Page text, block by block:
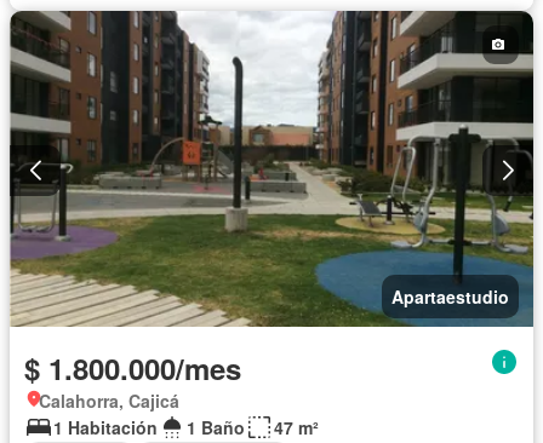
Apartaestudio
$ 1.800.000/mes
Calahorra, Cajicá
1 Habitación
1 Baño
47 m²